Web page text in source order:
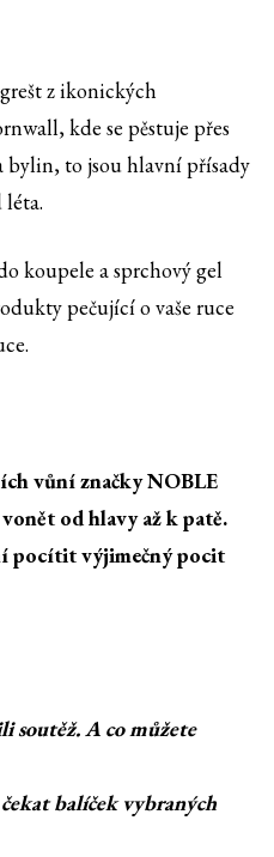
z ikonických
kde se pěstuje přes
bylin, to jsou hlavní přísady
koupele a sprchový gel
pečující o vaše ruce
vůní značky NOBLE
od hlavy až k patě.
pocítit výjimečný pocit
soutěž. A co můžete
balíček vybraných